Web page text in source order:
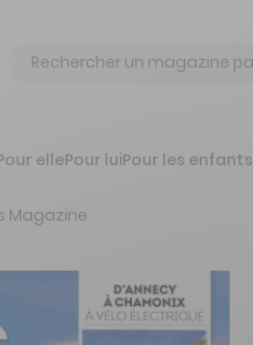
Chercher
ellePour luiPour les enfants
Magazine